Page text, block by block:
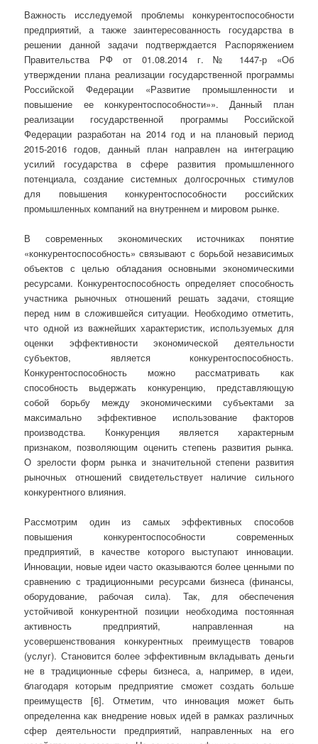
Важность исследуемой проблемы конкурентоспособности
предприятий, а также заинтересованность государства в
решении данной задачи подтверждается Распоряжением
Правительства РФ от 01.08.2014 г. № 1447-р «Об
утверждении плана реализации государственной программы
Российской Федерации «Развитие промышленности и
повышение ее конкурентоспособности»». Данный план
реализации государственной программы Российской
Федерации разработан на 2014 год и на плановый период
2015-2016 годов, данный план направлен на интеграцию
усилий государства в сфере развития промышленного
потенциала, создание системных долгосрочных стимулов
для повышения конкурентоспособности российских
промышленных компаний на внутреннем и мировом рынке.
В современных экономических источниках понятие
«конкурентоспособность» связывают с борьбой независимых
объектов с целью обладания основными экономическими
ресурсами. Конкурентоспособность определяет способность
участника рыночных отношений решать задачи, стоящие
перед ним в сложившейся ситуации. Необходимо отметить,
что одной из важнейших характеристик, используемых для
оценки эффективности экономической деятельности
субъектов, является конкурентоспособность.
Конкурентоспособность можно рассматривать как
способность выдержать конкуренцию, представляющую
собой борьбу между экономическими субъектами за
максимально эффективное использование факторов
производства. Конкуренция является характерным
признаком, позволяющим оценить степень развития рынка.
О зрелости форм рынка и значительной степени развития
рыночных отношений свидетельствует наличие сильного
конкурентного влияния.
Рассмотрим один из самых эффективных способов
повышения конкурентоспособности современных
предприятий, в качестве которого выступают инновации.
Инновации, новые идеи часто оказываются более ценными по
сравнению с традиционными ресурсами бизнеса (финансы,
оборудование, рабочая сила). Так, для обеспечения
устойчивой конкурентной позиции необходима постоянная
активность предприятий, направленная на
усовершенствования конкурентных преимуществ товаров
(услуг). Становится более эффективным вкладывать деньги
не в традиционные сферы бизнеса, а, например, в идеи,
благодаря которым предприятие сможет создать больше
преимуществ [6]. Отметим, что инновация может быть
определенна как внедрение новых идей в рамках различных
сфер деятельности предприятий, направленных на его